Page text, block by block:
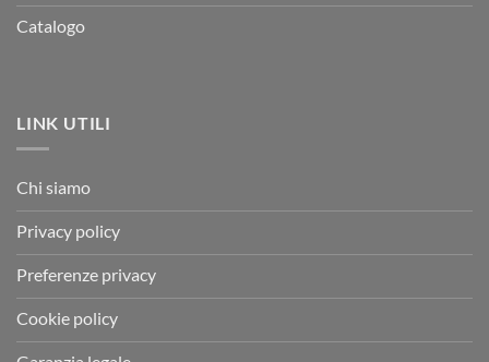
Catalogo
LINK UTILI
Chi siamo
Privacy policy
Preferenze privacy
Cookie policy